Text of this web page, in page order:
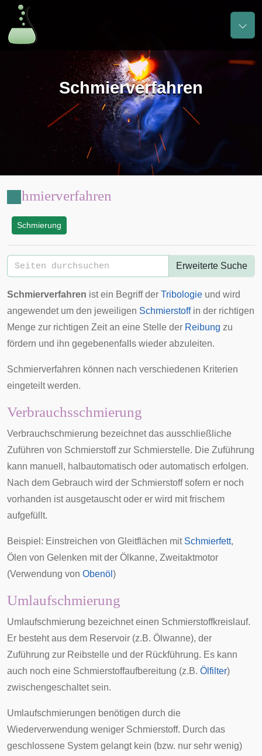
Schmierverfahren
Schmierverfahren
Schmierung
Erweiterte Suche
Schmierverfahren ist ein Begriff der Tribologie und wird
angewendet um den jeweiligen Schmierstoffin der richtigen
Menge zur richtigen Zeit an eine Stelle der Reibung zu
fördern und ihn gegebenenfalls wieder abzuleiten.
Schmierverfahren können nach verschiedenen Kriterien
eingeteilt werden.
Verbrauchsschmierung
Verbrauchschmierung bezeichnet das ausschließliche
Zuführen von Schmierstoff zur Schmierstelle. Die Zuführung
kann manuell, halbautomatisch oder automatisch erfolgen.
Nach dem Gebrauch wird der Schmierstoff sofern er noch
vorhanden ist ausgetauscht oder er wird mit frischem
aufgefüllt.
Beispiel: Einstreichen von Gleitflächen mit Schmierfett,
Ölen von Gelenken mit der Ölkanne, Zweitaktmotor
(Verwendung von Obenöl )
Umlaufschmierung
Umlaufschmierung bezeichnet einen Schmierstoffkreislauf.
Er besteht aus dem Reservoir (z.B. Ölwanne), der
Zuführung zur Reibstelle und der Rückführung. Es kann
auch noch eine Schmierstoffaufbereitung (z.B. Ölfilter)
zwischengeschaltet sein.
Umlaufschmierungen benötigen durch die
Wiederverwendung weniger Schmierstoff. Durch das
geschlossene System gelangt kein (bzw. nur sehr wenig)